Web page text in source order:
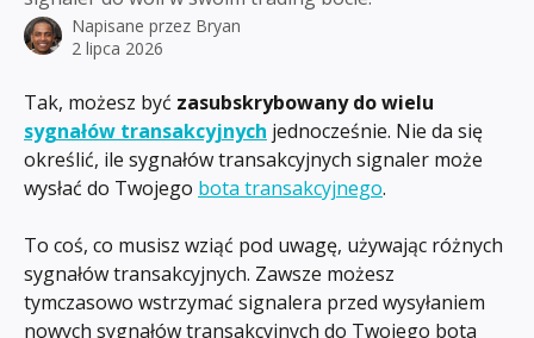
Napisane przez Bryan
2 lipca 2026
Tak, możesz być zasubskrybowany do wielu
sygnałów transakcyjnych jednocześnie. Nie da się
określić, ile sygnałów transakcyjnych signaler może
wysłać do Twojego bota transakcyjnego.
To coś, co musisz wziąć pod uwagę, używając różnych
sygnałów transakcyjnych. Zawsze możesz
tymczasowo wstrzymać signalera przed wysyłaniem
nowych sygnałów transakcyjnych do Twojego bota